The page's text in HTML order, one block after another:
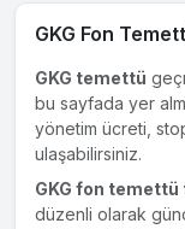
GKG Fon
GKG temettü
bu sayfada yer
yönetim ücreti,
ulaşabilirsiniz.
GKG fon
düzenli olarak